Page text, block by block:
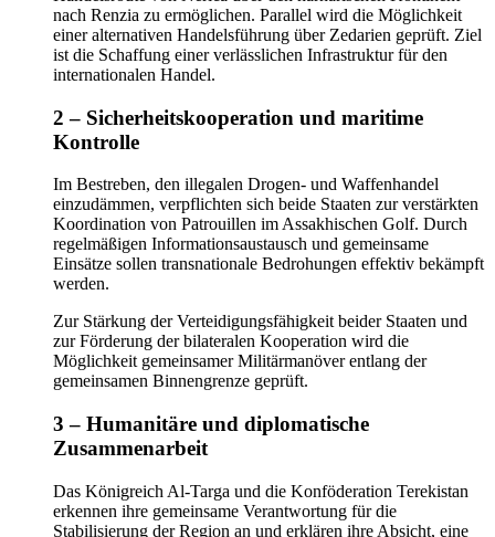
nach Renzia zu ermöglichen. Parallel wird die Möglichkeit
einer alternativen Handelsführung über Zedarien geprüft. Ziel
ist die Schaffung einer verlässlichen Infrastruktur für den
internationalen Handel.
2 – Sicherheitskooperation und maritime
Kontrolle
Im Bestreben, den illegalen Drogen- und Waffenhandel
einzudämmen, verpflichten sich beide Staaten zur verstärkten
Koordination von Patrouillen im Assakhischen Golf. Durch
regelmäßigen Informationsaustausch und gemeinsame
Einsätze sollen transnationale Bedrohungen effektiv bekämpft
werden.
Zur Stärkung der Verteidigungsfähigkeit beider Staaten und
zur Förderung der bilateralen Kooperation wird die
Möglichkeit gemeinsamer Militärmanöver entlang der
gemeinsamen Binnengrenze geprüft.
3 – Humanitäre und diplomatische
Zusammenarbeit
Das Königreich Al-Targa und die Konföderation Terekistan
erkennen ihre gemeinsame Verantwortung für die
Stabilisierung der Region an und erklären ihre Absicht, eine